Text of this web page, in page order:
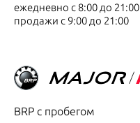
ежедневно с 8:00 до 21:00
продажи с 9:00 до 21:00
BRP с пробегом